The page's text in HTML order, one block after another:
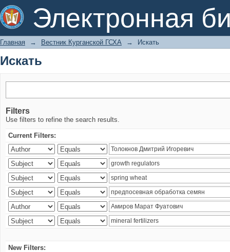
Электронная
Искать
Главная → Вестник Курганской ГСХА → Искать
Искать
Filters
Use filters to refine the search results.
Current Filters:
New Filters: